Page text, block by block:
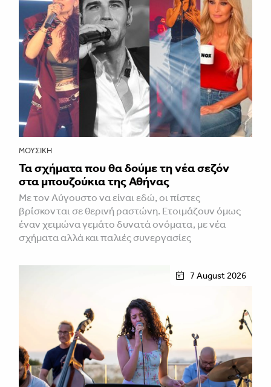
ΜΟΥΣΙΚΉ
Τα σχήματα που θα δούμε τη νέα σεζόν
στα μπουζούκια της Αθήνας
Με τον Αύγουστο να είναι εδώ, οι πίστες
βρίσκονται σε θερινή ραστώνη. Ετοιμάζουν όμως
έναν χειμώνα γεμάτο δυνατά ονόματα, με νέα
σχήματα αλλά και παλιές συνεργασίες
7 August 2026